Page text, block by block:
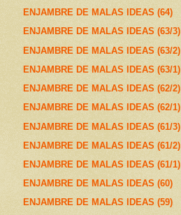
ENJAMBRE DE MALAS IDEAS (64)
ENJAMBRE DE MALAS IDEAS (63/3)
ENJAMBRE DE MALAS IDEAS (63/2)
ENJAMBRE DE MALAS IDEAS (63/1)
ENJAMBRE DE MALAS IDEAS (62/2)
ENJAMBRE DE MALAS IDEAS (62/1)
ENJAMBRE DE MALAS IDEAS (61/3)
ENJAMBRE DE MALAS IDEAS (61/2)
ENJAMBRE DE MALAS IDEAS (61/1)
ENJAMBRE DE MALAS IDEAS (60)
ENJAMBRE DE MALAS IDEAS (59)